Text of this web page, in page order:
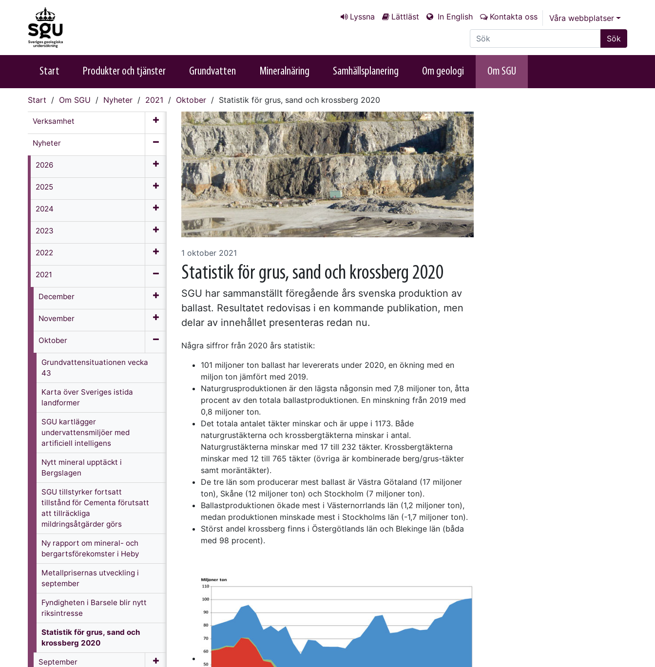
Lyssna Lättläst In English Kontakta oss
Våra webbplatser
Sök på sajten
Sök
Start Produkter och tjänster Grundvatten Mineralnäring Samhällsplanering Om geologi Om SGU
Start Om SGU Nyheter 2021 Oktober Statistik för grus, sand och krossberg 2020
Verksamhet
Nyheter
2026
2025
2024
2023
2022
2021
December
November
Oktober
Grundvattensituationen vecka
43
Karta över Sveriges istida
landformer
SGU kartlägger
undervattensmiljöer med
artificiell intelligens
Nytt mineral upptäckt i
Bergslagen
SGU tillstyrker fortsatt
tillstånd för Cementa förutsatt
att tillräckliga
mildringsåtgärder görs
Ny rapport om mineral- och
bergartsförekomster i Heby
Metallprisernas utveckling i
september
Fyndigheten i Barsele blir nytt
riksintresse
Statistik för grus, sand och
krossberg 2020
September
1 oktober 2021
Statistik för grus, sand och krossberg 2020
SGU har sammanställt föregående års svenska produktion av
ballast. Resultatet redovisas i en kommande publikation, men
delar av innehållet presenteras redan nu.
Några siffror från 2020 års statistik:
101 miljoner ton ballast har levererats under 2020, en ökning med en
miljon ton jämfört med 2019.
Naturgrusproduktionen är den lägsta någonsin med 7,8 miljoner ton, åtta
procent av den totala ballastproduktionen. En minskning från 2019 med
0,8 miljoner ton.
Det totala antalet täkter minskar och är uppe i 1173. Både
naturgrustäkterna och krossbergtäkterna minskar i antal.
Naturgrustäkterna minskar med 17 till 232 täkter. Krossbergtäkterna
minskar med 12 till 765 täkter (övriga är kombinerade berg/grus-täkter
samt moräntäkter).
De tre län som producerar mest ballast är Västra Götaland (17 miljoner
ton), Skåne (12 miljoner ton) och Stockholm (7 miljoner ton).
Ballastproduktionen ökade mest i Västernorrlands län (1,2 miljoner ton),
medan produktionen minskade mest i Stockholms län (-1,7 miljoner ton).
Störst andel krossberg finns i Östergötlands län och Blekinge län (båda
med 98 procent).